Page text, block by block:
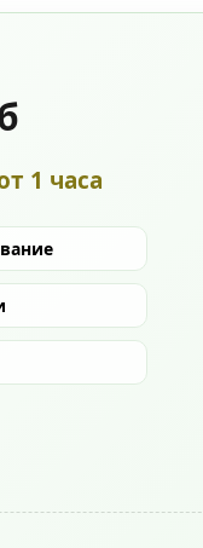
1 часа